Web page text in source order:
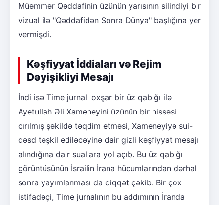
Müəmmər Qəddafinin üzünün yarısının silindiyi bir
vizual ilə "Qəddafidən Sonra Dünya" başlığına yer
vermişdi.
Kəşfiyyat İddiaları və Rejim
Dəyişikliyi Mesajı
İndi isə Time jurnalı oxşar bir üz qabığı ilə
Ayetullah Əli Xameneyini üzünün bir hissəsi
cırılmış şəkildə təqdim etməsi, Xameneyiyə sui-
qəsd təşkil ediləcəyinə dair gizli kəşfiyyat mesajı
alındığına dair suallara yol açıb. Bu üz qabığı
görüntüsünün İsrailin İrana hücumlarından dərhal
sonra yayımlanması da diqqət çəkib. Bir çox
istifadəçi, Time jurnalının bu addımının İranda